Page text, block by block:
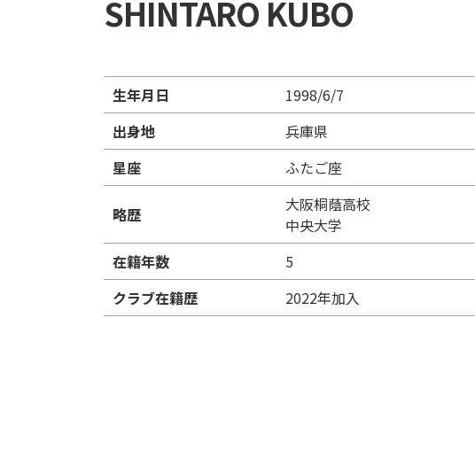
SHINTARO KUBO
生年月日
1998/6/7
出身地
兵庫県
星座
ふたご座
略歴
大阪桐蔭高校
中央大学
在籍年数
5
クラブ在籍歴
2022年加入